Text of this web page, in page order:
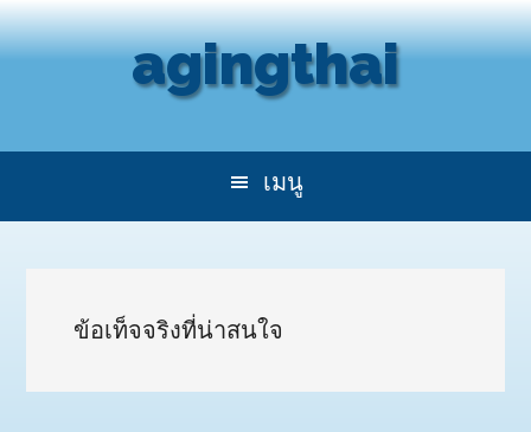
Skip
to
Skip
to
agingthai
ข้อเท็จจริงที่น่าสนใจ